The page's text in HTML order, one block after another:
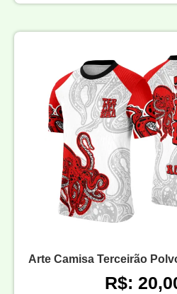
Arte Camisa Terceirão
R$: